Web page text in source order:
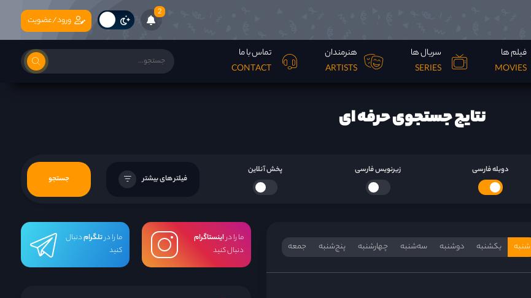
2
فیلم ها
MOVIES
سریال ها
SERIES
هنرمندان
ARTISTS
تماس با ما
CONTACT
ورود/عضویت
نتایج جستجوی حرفه ای
دوبله فارسی زیرنویس فارسی پخش آنلاین
فیلتر های بیشتر جستجو
شنبه یکشنبه دوشنبه سه‌‌شنبه چهارشنبه پنج‌شنبه جمعه
ما را دراینستاگرام
دنبال کنید
ما را درتلگرامدنبال
کنید